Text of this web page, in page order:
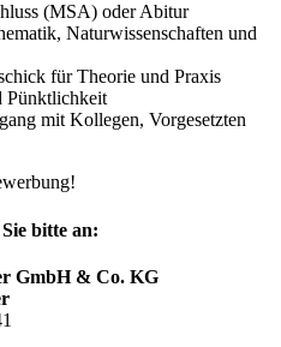
(MSA) oder Abitur
Naturwissenschaften und
für Theorie und Praxis
Pünktlichkeit
mit Kollegen, Vorgesetzten
bitte an:
GmbH & Co. KG